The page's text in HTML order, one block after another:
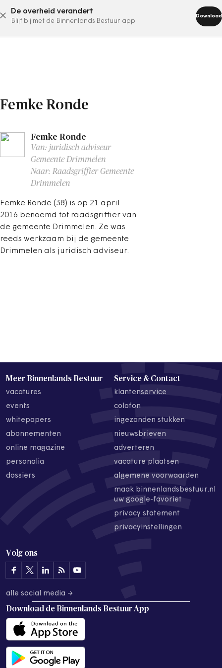
De overheid verandert
Blijf bij met de Binnenlands Bestuur app
Download
abonneer nu
Femke Ronde
Femke Ronde
Van: juridisch adviseur
Gemeente Drimmelen
Naar: Raadsgriffier Gemeente
Drimmelen
Femke Ronde (38) is op 21 april
2016 benoemd tot raadsgriffier van
de gemeente Drimmelen. Ze was
reeds werkzaam bij de gemeente
Drimmelen als juridisch adviseur.
Meer Binnenlands Bestuur
vacatures
events
whitepapers
abonnementen
online magazine
personalia
dossiers
Service & Contact
klantenservice
colofon
ingezonden stukken
nieuwsbrieven
adverteren
vacature plaatsen
algemene voorwaarden
maak binnenlandsbestuur.nl
uw google-favoriet
privacy statement
privacyinstellingen
Volg ons
alle social media →
Download de Binnenlands Bestuur App